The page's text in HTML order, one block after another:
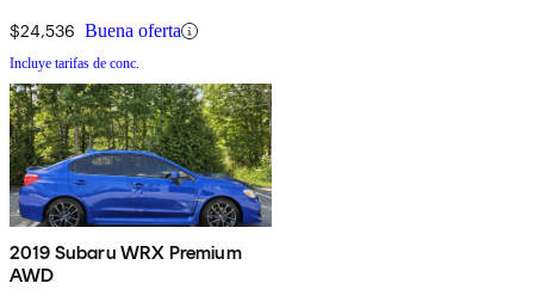
$24,536 Buena oferta
Incluye tarifas de conc.
2019 Subaru WRX Premium
AWD